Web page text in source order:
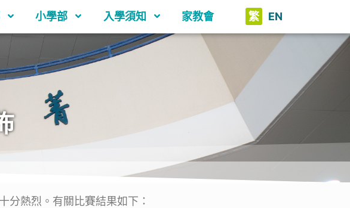
小學部 入學須知 家教會 繁 EN
熱烈。有關比賽結果如下：